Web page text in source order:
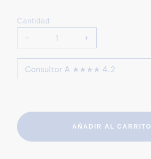
Cantidad
AÑADIR AL CARRITO